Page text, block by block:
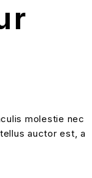
molestie nec
auctor est, a